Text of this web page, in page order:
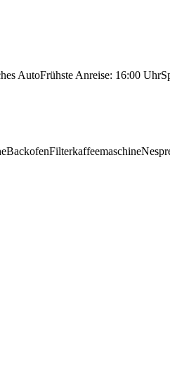
AutoFrühste Anreise: 16:00 Uhr
BackofenFilterkaffeemaschine